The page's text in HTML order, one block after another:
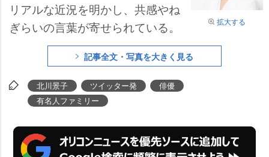
拡大する
リアルな近況を明かし、共感やね
ぎらいの言葉が寄せられている。
記事全文・写真を大きく見る
北川景子 ツイッター発
俳優
有名人ファミリー